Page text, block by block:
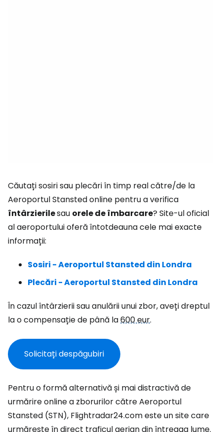
Căutați sosiri sau plecări în timp real către/de la
Aeroportul Stansted online pentru a verifica
întârzierilesau orele de îmbarcare? Site-ul oficial
al aeroportului oferă întotdeauna cele mai exacte
informații:
Sosiri - Aeroportul Stansted din Londra
Plecări - Aeroportul Stansted din Londra
În cazul întârzierii sau anulării unui zbor, aveți dreptul
la o compensație de până la600 eur.
Solicitați despăgubiri
Pentru o formă alternativă și mai distractivă de
urmărire online a zborurilor către Aeroportul
Stansted (STN), Flightradar24.com este un site care
urmărește în direct traficul aerian din întreaga lume.